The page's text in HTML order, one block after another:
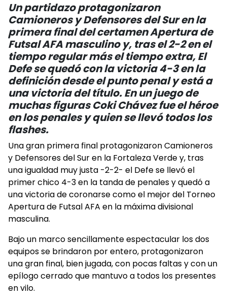
Un partidazo protagonizaron
Camioneros y Defensores del Sur en la
primera final del certamen Apertura de
Futsal AFA masculino y, tras el 2-2 en el
tiempo regular más el tiempo extra, El
Defe se quedó con la victoria 4-3 en la
definición desde el punto penal y está a
una victoria del título. En un juego de
muchas figuras Coki Chávez fue el héroe
en los penales y quien se llevó todos los
flashes.
Una gran primera final protagonizaron Camioneros
y Defensores del Sur en la Fortaleza Verde y, tras
una igualdad muy justa -2-2- el Defe se llevó el
primer chico 4-3 en la tanda de penales y quedó a
una victoria de coronarse como el mejor del Torneo
Apertura de Futsal AFA en la máxima divisional
masculina.
Bajo un marco sencillamente espectacular los dos
equipos se brindaron por entero, protagonizaron
una gran final, bien jugada, con pocas faltas y con un
epílogo cerrado que mantuvo a todos los presentes
en vilo.